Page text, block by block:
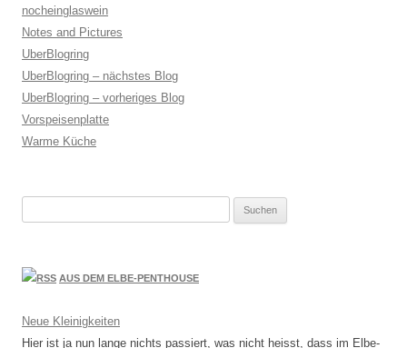
nocheinglaswein
Notes and Pictures
UberBlogring
UberBlogring – nächstes Blog
UberBlogring – vorheriges Blog
Vorspeisenplatte
Warme Küche
AUS DEM ELBE-PENTHOUSE
Neue Kleinigkeiten
Hier ist ja nun lange nichts passiert, was nicht heisst, dass im Elbe-